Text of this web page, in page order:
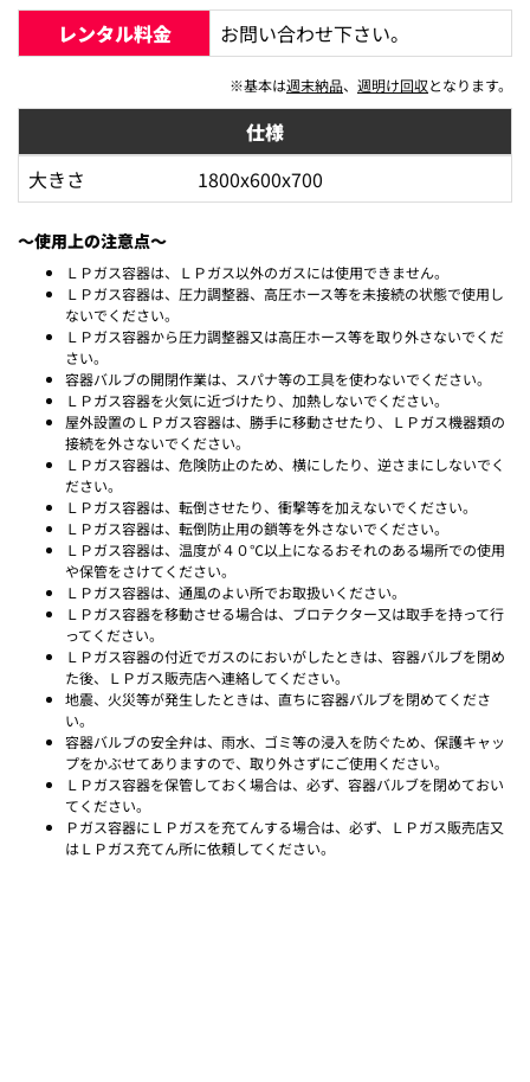
レンタル料金 お問い合わせ下さい。
※基本は週末納品、 週明け回収となります。
仕様
大きさ
1800x600x700
～使用上の注意点～
ＬＰガス容器は、ＬＰガス以外のガスには使用できません。
ＬＰガス容器は、圧力調整器、高圧ホース等を未接続の状態で使用し
ないでください。
ＬＰガス容器から圧力調整器又は高圧ホース等を取り外さないでくだ
さい。
容器バルブの開閉作業は、スパナ等の工具を使わないでください。
ＬＰガス容器を火気に近づけたり、加熱しないでください。
屋外設置のＬＰガス容器は、勝手に移動させたり、ＬＰガス機器類の
接続を外さないでください。
ＬＰガス容器は、危険防止のため、横にしたり、逆さまにしないでく
ださい。
ＬＰガス容器は、転倒させたり、衝撃等を加えないでください。
ＬＰガス容器は、転倒防止用の鎖等を外さないでください。
ＬＰガス容器は、温度が４０℃以上になるおそれのある場所での使用
や保管をさけてください。
ＬＰガス容器は、通風のよい所でお取扱いください。
ＬＰガス容器を移動させる場合は、ブロテクター又は取手を持って行
ってください。
ＬＰガス容器の付近でガスのにおいがしたときは、容器バルブを閉め
た後、ＬＰガス販売店へ連絡してください。
地震、火災等が発生したときは、直ちに容器バルブを閉めてくださ
い。
容器バルブの安全弁は、雨水、ゴミ等の浸入を防ぐため、保護キャッ
プをかぶせてありますので、取り外さずにご使用ください。
ＬＰガス容器を保管しておく場合は、必ず、容器バルブを閉めておい
てください。
Ｐガス容器にＬＰガスを充てんする場合は、必ず、ＬＰガス販売店又
はＬＰガス充てん所に依頼してください。